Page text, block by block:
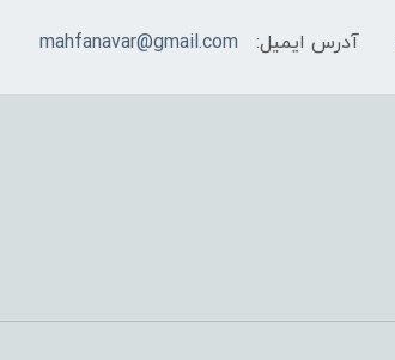
آدرس ایمیل: mahfanavar@gmail.com